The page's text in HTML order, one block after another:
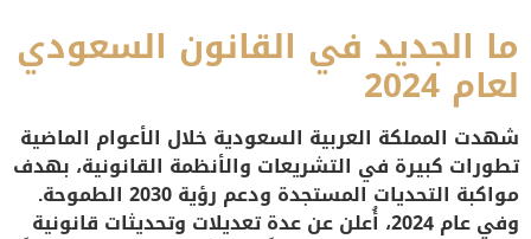
ما الجديد في القانون السعودي
لعام 2024
شهدت المملكة العربية السعودية خلال الأعوام الماضية
تطورات كبيرة في التشريعات والأنظمة القانونية، بهدف
مواكبة التحديات المستجدة ودعم رؤية 2030 الطموحة.
وفي عام 2024، أُعلن عن عدة تعديلات وتحديثات قانونية